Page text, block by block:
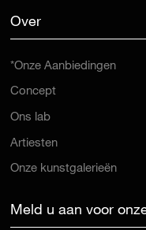
Over
*Onze Aanbiedingen
Concept
Ons lab
Artiesten
Onze kunstgalerieën
Meld u aan voor